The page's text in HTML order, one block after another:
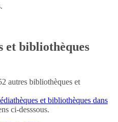
et bibliothèques
autres bibliothèques et
et bibliothèques dans
ci-desssous.